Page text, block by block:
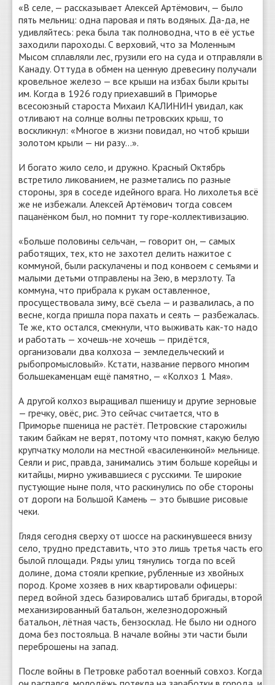
«В селе, — рассказывает Алексей Артёмович, — было
пять мельниц: одна паровая и пять водяных. Да-да, не
удивляйтесь: река была так полноводна, что в её устье
заходили пароходы. С верховий, что за Моленным
Мысом сплавляли лес, грузили его на суда и отправляли в
Канаду. Оттуда в обмен на ценную древесину получали
кровельное железо — все крыши на избах были крыты
им. Когда в 1926 году приехавший в Приморье
всесоюзный староста Михаил КАЛИНИН увидал, как
отливают на солнце волны петровских крыш, то
воскликнул: «Многое в жизни повидал, но чтоб крыши
золотом крыли — ни разу…».
И богато жило село, и дружно. Красный Октябрь
встретило ликованием, не разметались по разные
стороны, зря в соседе идейного врага. Но лихолетья всё
же не избежали. Алексей Артёмович тогда совсем
пацанёнком был, но помнит ту горе-коллективизацию.
«Больше половины сельчан, — говорит он, — самых
работящих, тех, кто не захотел делить нажитое с
коммуной, были раскулачены и под конвоем с семьями и
малыми детьми отправлены на Зею, в мерзлоту. Та
коммуна, что прибрала к рукам оставленное,
просуществовала зиму, всё съела — и развалилась, а по
весне, когда пришла пора пахать и сеять — разбежалась.
Те же, кто остался, смекнули, что выживать как-то надо
и работать — хочешь-не хочешь — придётся,
организовали два колхоза — земледельческий и
рыбопромысловый». Кстати, название первого многим
большекаменцам ещё памятно, — «Колхоз 1 Мая».
А другой колхоз выращивал пшеницу и другие зерновые
— гречку, овёс, рис. Это сейчас считается, что в
Приморье пшеница не растёт. Петровские старожилы
таким байкам не верят, потому что помнят, какую белую
крупчатку мололи на местной «василенкиной» мельнице.
Сеяли и рис, правда, занимались этим больше корейцы и
китайцы, мирно уживавшиеся с русскими. Те широкие
пустующие ныне поля, что раскинулись по обе стороны
от дороги на Большой Камень — это бывшие рисовые
чеки.
Глядя сегодня сверху от шоссе на раскинувшееся внизу
село, трудно представить, что это лишь третья часть его
былой площади. Ряды улиц тянулись тогда по всей
долине, дома стояли крепкие, рубленные из хвойных
пород. Кроме хозяев в них квартировали офицеры:
перед войной здесь базировались штаб бригады, второй
механизированный батальон, железнодорожный
батальон, лётная часть, бензосклад. Не было ни одного
дома без постояльца. В начале войны эти части были
переброшены на запад.
После войны в Петровке работал военный совхоз. Когда